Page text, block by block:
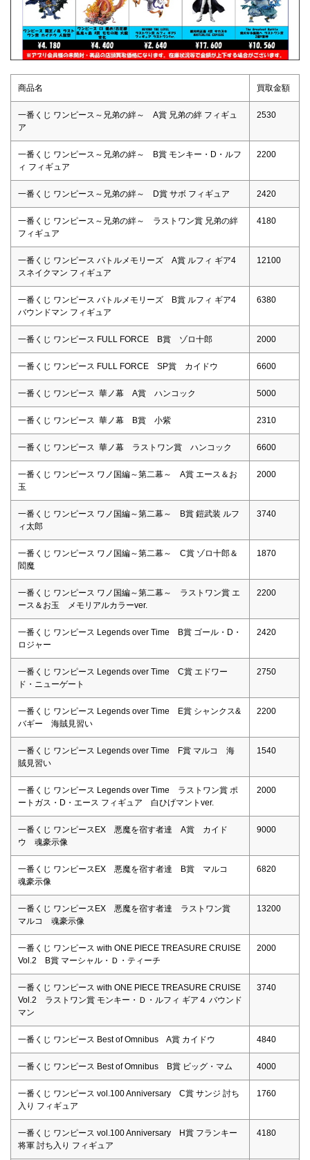
商品名 買取金額
一番くじ ワンピース～兄弟の絆～ A賞 兄弟の絆 フィギュ
ア
2530
一番くじ ワンピース～兄弟の絆～ B賞 モンキー・D・ルフ
ィ フィギュア
2200
一番くじ ワンピース～兄弟の絆～ D賞 サボ フィギュア 2420
一番くじ ワンピース～兄弟の絆～ ラストワン賞 兄弟の絆
フィギュア
4180
一番くじ ワンピース バトルメモリーズ A賞 ルフィ ギア4
スネイクマン フィギュア
12100
一番くじ ワンピース バトルメモリーズ B賞 ルフィ ギア4
バウンドマン フィギュア
6380
一番くじ ワンピース FULL FORCE B賞 ゾロ十郎 2000
一番くじ ワンピース FULL FORCE SP賞 カイドウ 6600
一番くじ ワンピース 華ノ幕 A賞 ハンコック 5000
一番くじ ワンピース 華ノ幕 B賞 小紫 2310
一番くじ ワンピース 華ノ幕 ラストワン賞 ハンコック 6600
一番くじ ワンピース ワノ国編～第二幕～ A賞 エース＆お
玉
2000
一番くじ ワンピース ワノ国編～第二幕～ B賞 鎧武装 ルフ
ィ太郎
3740
一番くじ ワンピース ワノ国編～第二幕～ C賞 ゾロ十郎＆
閻魔
1870
一番くじ ワンピース ワノ国編～第二幕～ ラストワン賞 エ
ース＆お玉 メモリアルカラーver.
2200
一番くじ ワンピース Legends over Time B賞 ゴール・D・
ロジャー
2420
一番くじ ワンピース Legends over Time C賞 エドワー
ド・ニューゲート
2750
一番くじ ワンピース Legends over Time E賞 シャンクス&
バギー 海賊見習い
2200
一番くじ ワンピース Legends over Time F賞 マルコ 海
賊見習い
1540
一番くじ ワンピース Legends over Time ラストワン賞 ポ
ートガス・D・エース フィギュア 白ひげマントver.
2000
一番くじ ワンピースEX 悪魔を宿す者達 A賞 カイド
ウ 魂豪示像
9000
一番くじ ワンピースEX 悪魔を宿す者達 B賞 マルコ
魂豪示像
6820
一番くじ ワンピースEX 悪魔を宿す者達 ラストワン賞
マルコ 魂豪示像
13200
一番くじ ワンピース with ONE PIECE TREASURE CRUISE
Vol.2 B賞 マーシャル・Ｄ・ティーチ
2000
一番くじ ワンピース with ONE PIECE TREASURE CRUISE
Vol.2 ラストワン賞 モンキー・Ｄ・ルフィ ギア４ バウンド
マン
3740
一番くじ ワンピース Best of Omnibus A賞 カイドウ 4840
一番くじ ワンピース Best of Omnibus B賞 ビッグ・マム 4000
一番くじ ワンピース vol.100 Anniversary C賞 サンジ 討ち
入り フィギュア
1760
一番くじ ワンピース vol.100 Anniversary H賞 フランキー
将軍 討ち入り フィギュア
4180